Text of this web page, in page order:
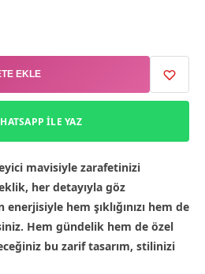
EKLE
ILE YAZ
mavisiyle zarafetinizi
her detayıyla göz
enerjisiyle hem şıklığınızı hem de
Hem gündelik hem de özel
bu zarif tasarım, stilinizi